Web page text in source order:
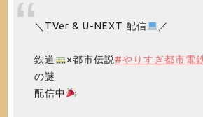
＼TVer & U-NEXT 配信 ／
鉄道 ×都市伝説 #やりすぎ都市電
の謎
配信中